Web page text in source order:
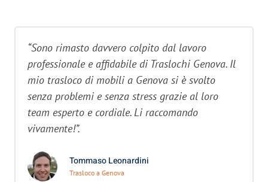
“Sono rimasto davvero colpito dal lavoro
professionale e affidabile di Traslochi Genova. Il
mio trasloco di mobili a Genova si è svolto
senza problemi e senza stress grazie al loro
team esperto e cordiale. Li raccomando
vivamente!”.
Tommaso Leonardini
Trasloco a Genova